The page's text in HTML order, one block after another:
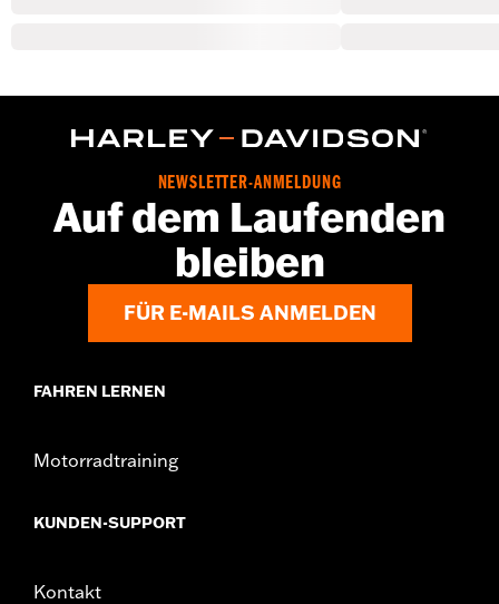
NEWSLETTER-ANMELDUNG
Auf dem Laufenden
bleiben
FÜR E-MAILS ANMELDEN
FAHREN LERNEN
Motorradtraining
KUNDEN-SUPPORT
Kontakt